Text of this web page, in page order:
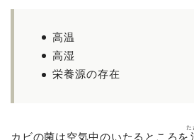
高温
高湿
栄養源の存在
カビの菌は空気中のいたるところを
た